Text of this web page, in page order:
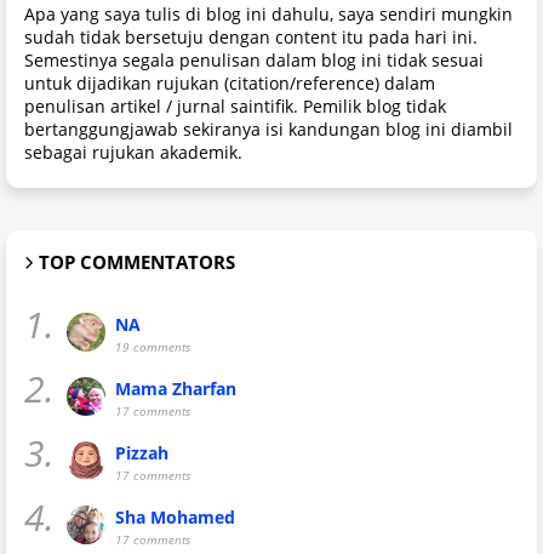
Apa yang saya tulis di blog ini dahulu, saya sendiri mungkin
sudah tidak bersetuju dengan content itu pada hari ini.
Semestinya segala penulisan dalam blog ini tidak sesuai
untuk dijadikan rujukan (citation/reference) dalam
penulisan artikel / jurnal saintifik. Pemilik blog tidak
bertanggungjawab sekiranya isi kandungan blog ini diambil
sebagai rujukan akademik.
TOP COMMENTATORS
1. NA
19 comments
2. Mama Zharfan
17 comments
3. Pizzah
17 comments
4. Sha Mohamed
17 comments